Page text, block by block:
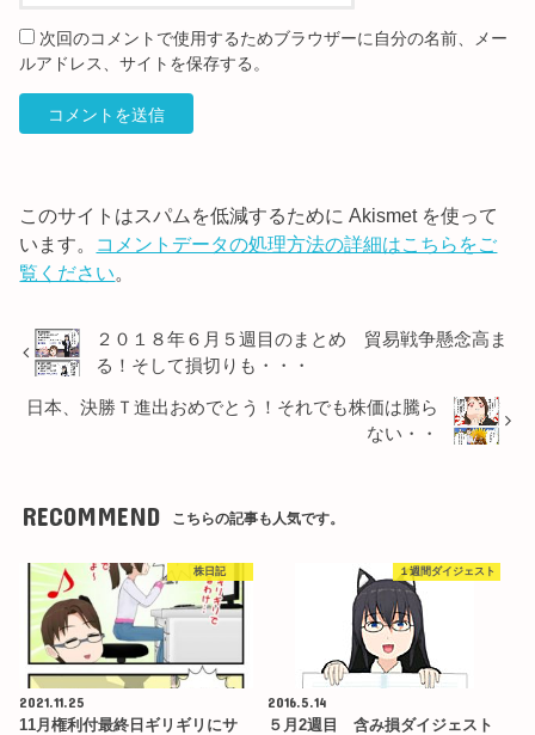
次回のコメントで使用するためブラウザーに自分の名前、メー
ルアドレス、サイトを保存する。
このサイトはスパムを低減するために Akismet を使って
います。 コメントデータの処理方法の詳細はこちらをご
覧ください。
２０１８年６月５週目のまとめ 貿易戦争懸念高ま
る！そして損切りも・・・
日本、決勝Ｔ進出おめでとう！それでも株価は騰ら
ない・・
RECOMMEND こちらの記事も人気です。
株日記
2021.11.25
11月権利付最終日ギリギリにサ
１週間ダイジェスト
2016.5.14
５月2週目 含み損ダイジェスト